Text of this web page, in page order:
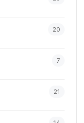
20
7
21